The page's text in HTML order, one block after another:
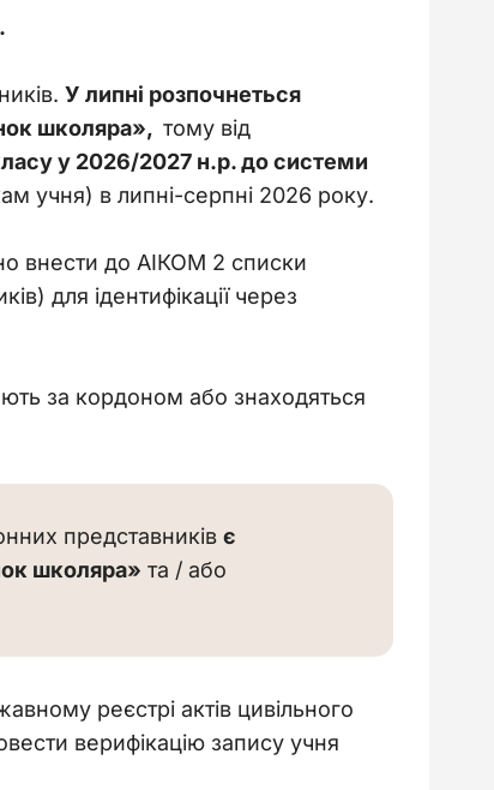
У липні розпочнеться
школяра», тому від
у 2026/2027 н.р. до системи
учня) в липні-серпні 2026 року.
внести до АІКОМ 2 списки
для ідентифікації через
за кордоном або знаходяться
представників є
школяра» та / або
реєстрі актів цивільного
верифікацію запису учня